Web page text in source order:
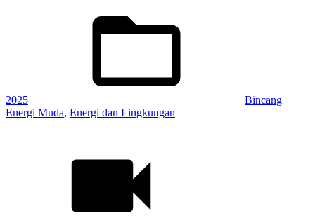
2025
Bincang
Energi Muda, Energi dan Lingkungan